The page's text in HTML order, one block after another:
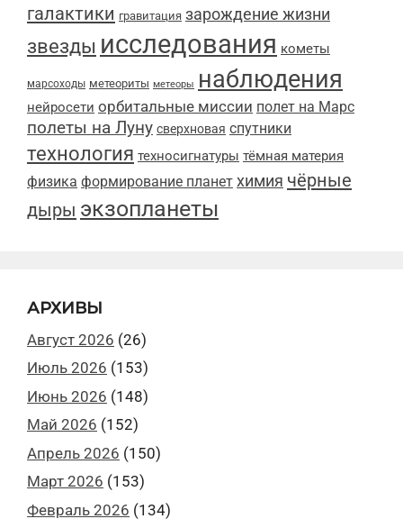
галактики гравитация зарождение жизни
звезды исследования кометы
марсоходы метеориты метеоры наблюдения
нейросети орбитальные миссии полет на Марс
полеты на Луну сверхновая спутники
технология техносигнатуры тёмная материя
физика формирование планет химия чёрные
дыры экзопланеты
АРХИВЫ
Август 2026 (26)
Июль 2026 (153)
Июнь 2026 (148)
Май 2026 (152)
Апрель 2026 (150)
Март 2026 (153)
Февраль 2026 (134)